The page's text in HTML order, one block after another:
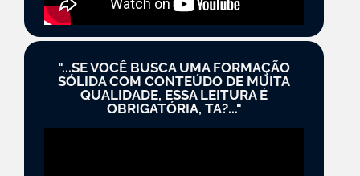
"...SE VOCÊ BUSCA UMA FORMAÇÃO
SÓLIDA COM CONTEÚDO DE MUITA
QUALIDADE, ESSA LEITURA É
OBRIGATÓRIA, TA?..."